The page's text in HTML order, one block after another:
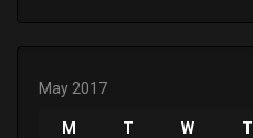
May 2017
M T W T